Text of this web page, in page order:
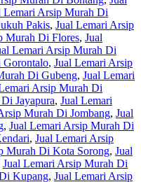
Lemari Arsip Murah Di
Pakis, Jual Lemari Arsip
Murah Di Flores, Jual
Lemari Arsip Murah Di
Gorontalo, Jual Lemari Arsip
Di Gubeng, Jual Lemari
Arsip Murah Di
Jayapura, Jual Lemari
Murah Di Jombang, Jual
, Jual Lemari Arsip Murah Di
, Jual Lemari Arsip
Murah Di Kota Sorong, Jual
Jual Lemari Arsip Murah Di
Kupang, Jual Lemari Arsip